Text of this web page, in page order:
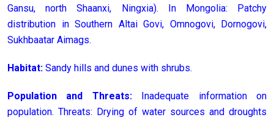
Gansu, north Shaanxi, Ningxia). In Mongolia: Patchy
distribution in Southern Altai Govi, Omnogovi, Dornogovi,
Sukhbaatar Aimags.
Habitat: Sandy hills and dunes with shrubs.
Population and Threats:Inadequate information on
population. Threats: Drying of water sources and droughts